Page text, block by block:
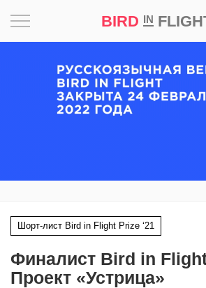
BIRD IN
Шорт-лист Bird in Flight Prize ‘21
Финалист Bird in Flight
Проект «Устрица»